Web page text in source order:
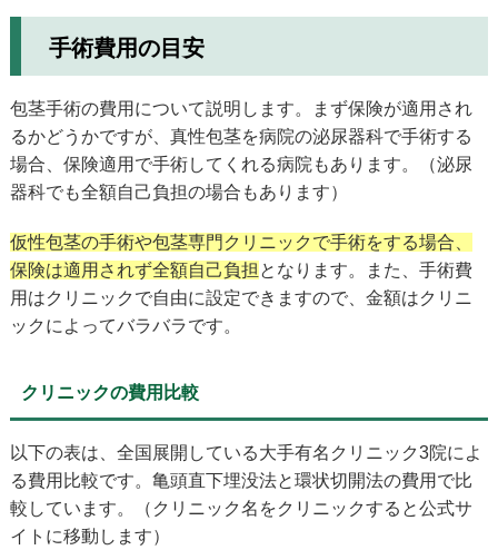
手術費用の目安
包茎手術の費用について説明します。まず保険が適用され
るかどうかですが、真性包茎を病院の泌尿器科で手術する
場合、保険適用で手術してくれる病院もあります。（泌尿
器科でも全額自己負担の場合もあります）
仮性包茎の手術や包茎専門クリニックで手術をする場合、
保険は適用されず全額自己負担 となります。また、手術費
用はクリニックで自由に設定できますので、金額はクリニ
ックによってバラバラです。
クリニックの費用比較
以下の表は、全国展開している大手有名クリニック3院によ
る費用比較です。亀頭直下埋没法と環状切開法の費用で比
較しています。（クリニック名をクリニックすると公式サ
イトに移動します）